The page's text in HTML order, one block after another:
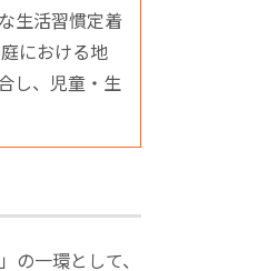
生活習慣定着
における地
し、児童・生
一環として、